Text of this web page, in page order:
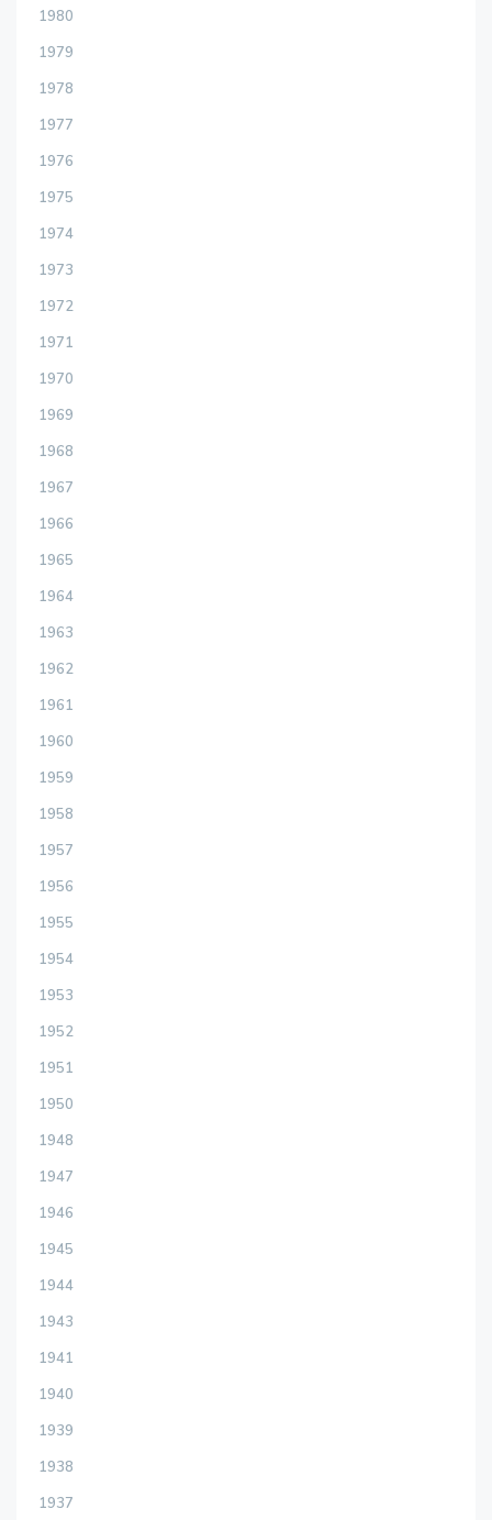
1980
1979
1978
1977
1976
1975
1974
1973
1972
1971
1970
1969
1968
1967
1966
1965
1964
1963
1962
1961
1960
1959
1958
1957
1956
1955
1954
1953
1952
1951
1950
1948
1947
1946
1945
1944
1943
1941
1940
1939
1938
1937